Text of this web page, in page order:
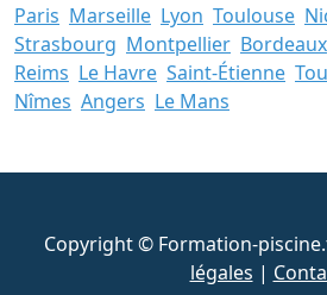
Paris Marseille Lyon Toulouse
Strasbourg Montpellier Bordeaux
Reims Le Havre Saint-Étienne
Nîmes Angers Le Mans
Copyright © Formation-
légales |